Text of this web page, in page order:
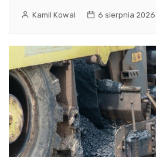
Kamil Kowal 6 sierpnia 2026